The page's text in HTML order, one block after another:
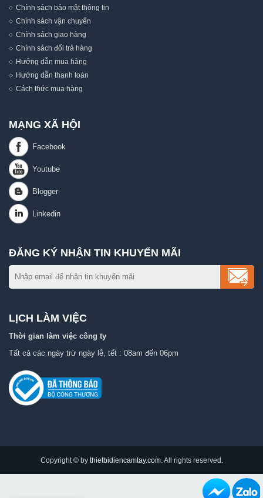
Chính sách bảo mật thông tin
Chính sách vận chuyển
Chính sách giao hàng
Chính sách đổi trả hàng
Hướng dẫn mua hàng
Hướng dẫn thanh toán
Cách thức mua hàng
MẠNG XÃ HỘI
ĐĂNG KÝ NHẬN TIN KHUYẾN MÃI
LỊCH LÀM VIỆC
Thời gian làm việc công ty
Tất cả các ngày trừ ngày lễ, tết : 08am đến 06pm
Copyright © by thietbidiencamtay.com. All rights reserved.